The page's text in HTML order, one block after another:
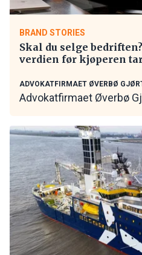
BRAND STORIES
Skal du selge
verdien før kjøperen
ADVOKATFIRMAET ØVERBØ
Advokatfirmaet Øverbø